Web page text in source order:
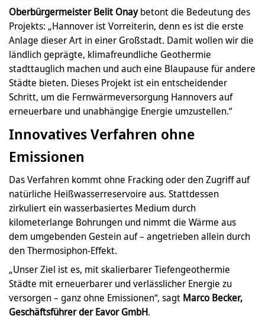
Oberbürgermeister Belit Onaybetont die Bedeutung des
Projekts: „Hannover ist Vorreiterin, denn es ist die erste
Anlage dieser Art in einer Großstadt. Damit wollen wir die
ländlich geprägte, klimafreundliche Geothermie
stadttauglich machen und auch eine Blaupause für andere
Städte bieten. Dieses Projekt ist ein entscheidender
Schritt, um die Fernwärmeversorgung Hannovers auf
erneuerbare und unabhängige Energie umzustellen.“
Innovatives Verfahren ohne
Emissionen
Das Verfahren kommt ohne Fracking oder den Zugriff auf
natürliche Heißwasserreservoire aus. Stattdessen
zirkuliert ein wasserbasiertes Medium durch
kilometerlange Bohrungen und nimmt die Wärme aus
dem umgebenden Gestein auf – angetrieben allein durch
den Thermosiphon-Effekt.
„Unser Ziel ist es, mit skalierbarer Tiefengeothermie
Städte mit erneuerbarer und verlässlicher Energie zu
versorgen – ganz ohne Emissionen“, sagt Marco Becker,
Geschäftsführer der Eavor GmbH.